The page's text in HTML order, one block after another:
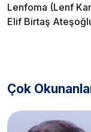
Lenfoma (Lenf
Elif Birtaş
Çok